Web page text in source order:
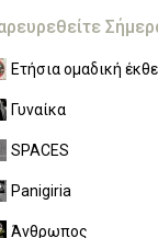
Ετήσια ομαδική
Γυναίκα
SPACES
Panigiria
Άνθρωπος